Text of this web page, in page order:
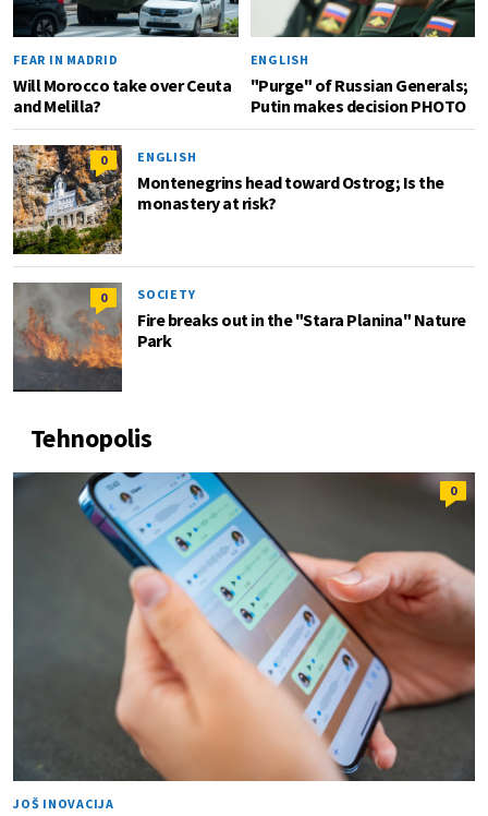
FEAR IN MADRID
Will Morocco take over Ceuta
and Melilla?
ENGLISH
"Purge" of Russian Generals;
Putin makes decision PHOTO
0 ENGLISH
Montenegrins head toward Ostrog; Is the
monastery at risk?
0 SOCIETY
Fire breaks out in the "Stara Planina" Nature
Park
Tehnopolis
0
JOŠ INOVACIJA